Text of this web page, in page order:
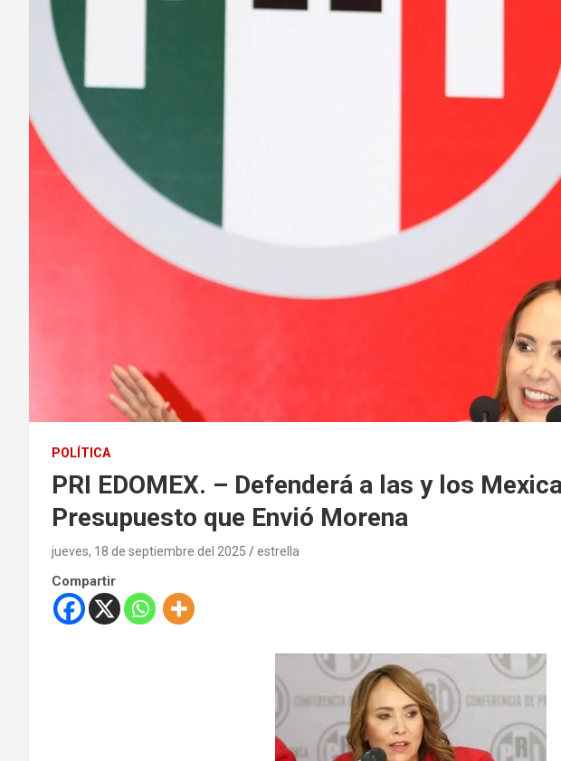
POLÍTICA
PRI EDOMEX. – Defenderá a las y los
Presupuesto que Envió Morena
jueves, 18 de septiembre del 2025 estrella
Compartir